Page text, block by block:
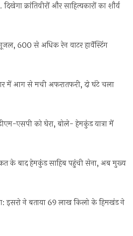
क्रांतिवीरों और साहित्यकारों का शौर्य
600 से अधिक रेन वाटर हार्वेस्टिंग
में आग से मची अफरातफरी, दो घंटे चला
एसपी को घेरा, बोले- हेमकुंड यात्रा में
के बाद हेमकुंड साहिब पहुंची सेना, अब मुख्य
इसरो ने बताया 69 लाख किलो के हिमखंड ने